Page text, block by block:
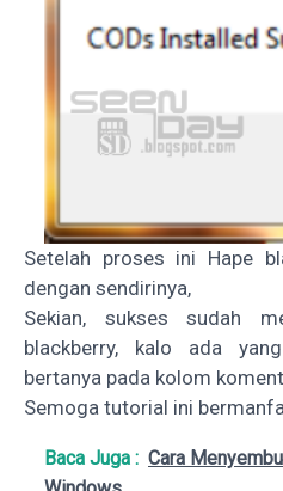
Setelah proses ini Hape
dengan sendirinya,
Sekian, sukses sudah
blackberry, kalo ada
bertanya pada kolom
Semoga tutorial ini
Baca Juga : Cara